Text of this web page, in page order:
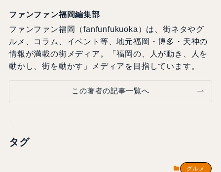
ファンファン福岡編集部
ファンファン福岡（fanfunfukuoka）は、街ネタやグ
ルメ、コラム、イベント等、地元福岡・博多・天神の
情報が満載の街メディア。「福岡の、人が動き、人を
動かし、街を動かす」メディアを目指しています。
この著者の記事一覧へ
タグ
グルメ